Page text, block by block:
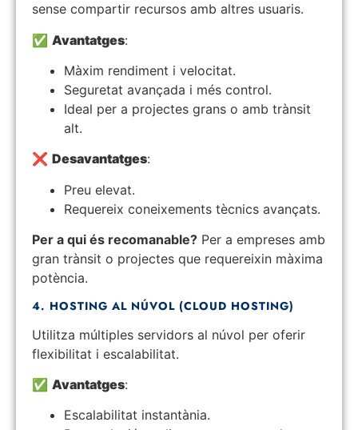
sense compartir recursos amb altres usuaris.
✅ Avantatges:
Màxim rendiment i velocitat.
Seguretat avançada i més control.
Ideal per a projectes grans o amb trànsit
alt.
❌ Desavantatges:
Preu elevat.
Requereix coneixements tècnics avançats.
Per a qui és recomanable? Per a empreses amb
gran trànsit o projectes que requereixin màxima
potència.
4. HOSTING AL NÚVOL (CLOUD HOSTING)
Utilitza múltiples servidors al núvol per oferir
flexibilitat i escalabilitat.
✅ Avantatges:
Escalabilitat instantània.